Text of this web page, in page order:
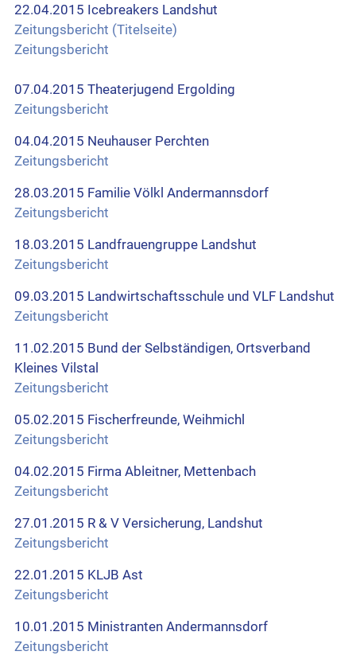
22.04.2015 Icebreakers Landshut
Zeitungsbericht (Titelseite)
Zeitungsbericht
07.04.2015 Theaterjugend Ergolding
Zeitungsbericht
04.04.2015 Neuhauser Perchten
Zeitungsbericht
28.03.2015 Familie Völkl Andermannsdorf
Zeitungsbericht
18.03.2015 Landfrauengruppe Landshut
Zeitungsbericht
09.03.2015 Landwirtschaftsschule und VLF Landshut
Zeitungsbericht
11.02.2015 Bund der Selbständigen, Ortsverband
Kleines Vilstal
Zeitungsbericht
05.02.2015 Fischerfreunde, Weihmichl
Zeitungsbericht
04.02.2015 Firma Ableitner, Mettenbach
Zeitungsbericht
27.01.2015 R & V Versicherung, Landshut
Zeitungsbericht
22.01.2015 KLJB Ast
Zeitungsbericht
10.01.2015 Ministranten Andermannsdorf
Zeitungsbericht